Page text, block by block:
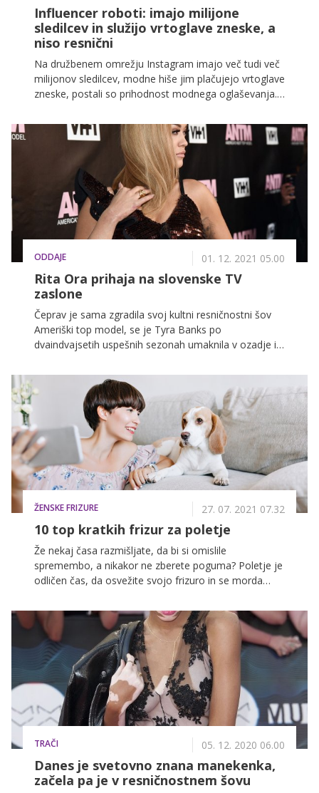
Influencer roboti: imajo milijone
sledilcev in služijo vrtoglave zneske, a
niso resnični
Na družbenem omrežju Instagram imajo več tudi več
milijonov sledilcev, modne hiše jim plačujejo vrtoglave
zneske, postali so prihodnost modnega oglaševanja.
ODDAJE 01. 12. 2021 05.00
Rita Ora prihaja na slovenske TV
zaslone
Čeprav je sama zgradila svoj kultni resničnostni šov
Ameriški top model, se je Tyra Banks po
dvaindvajsetih uspešnih sezonah umaknila v ozadje in
Takrat 26-letnica se je v taki vlogi preizkusila prvič, 23.
sezona pa s seboj prinaša še eno pomembno novost:
znova bodo tekmovale samo ženske.
ŽENSKE FRIZURE 27. 07. 2021 07.32
10 top kratkih frizur za poletje
Že nekaj časa razmišljate, da bi si omislile
spremembo, a nikakor ne zberete poguma? Poletje je
odličen čas, da osvežite svojo frizuro in se morda
vam svetujemo, da se pred tem posvetujete z vašim
frizerjem, ki najbolje pozna vaše lase in vam bo znal
svetovati, katera pričeska bo najbolj pristajala vašemu
obrazu. Dejstvo je, da na družbenih omrežjih, kot sta
Pinterest in Instagram, lahko najdemo ogromno
frizur, ki so nam zelo všeč, in pri tem pogosto
pozabimo, da ni vsaka frizura primerna za vsako. Da
bo izbira vseeno nekoliko lažja, pa smo izbrali 10
kratkih frizur, ki so kot nalašč za letošnje poletje!
TRAČI 05. 12. 2020 06.00
Danes je svetovno znana manekenka,
začela pa je v resničnostnem šovu